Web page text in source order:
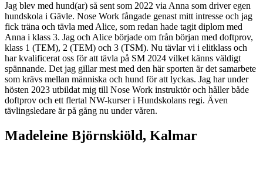
Jag blev med hund(ar) så sent som 2022 via Anna som driver egen
hundskola i Gävle. Nose Work fångade genast mitt intresse och jag
fick träna och tävla med Alice, som redan hade tagit diplom med
Anna i klass 3. Jag och Alice började om från början med doftprov,
klass 1 (TEM), 2 (TEM) och 3 (TSM). Nu tävlar vi i elitklass och
har kvalificerat oss för att tävla på SM 2024 vilket känns väldigt
spännande. Det jag gillar mest med den här sporten är det samarbete
som krävs mellan människa och hund för att lyckas. Jag har under
hösten 2023 utbildat mig till Nose Work instruktör och håller både
doftprov och ett flertal NW-kurser i Hundskolans regi. Även
tävlingsledare är på gång nu under våren.
Madeleine Björnskiöld, Kalmar